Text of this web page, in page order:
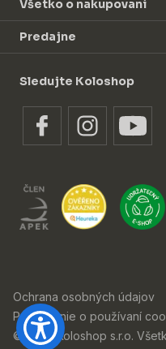
Všetko o nakupovaní
Predajne
Sledujte Koloshop
Ochrana osobných údajov
Prehlásenie o používaní
© 2026 Koloshop s.r.o.